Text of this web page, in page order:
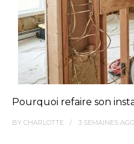
Pourquoi refaire son
BY CHARLOTTE 3 SEMAINES AGO